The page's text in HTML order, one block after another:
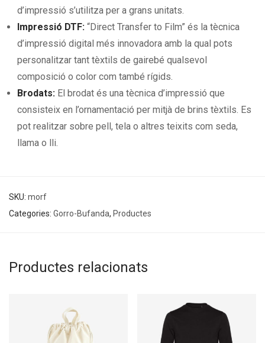
d’impressió s’utilitza per a grans unitats.
Impressió DTF: “Direct Transfer to Film” és la tècnica
d’impressió digital més innovadora amb la qual pots
personalitzar tant tèxtils de gairebé qualsevol
composició o color com també rígids.
Brodats: El brodat és una tècnica d’impressió que
consisteix en l’ornamentació per mitjà de brins tèxtils. Es
pot realitzar sobre pell, tela o altres teixits com seda,
llama o lli.
SKU: morf
Categories: Gorro-Bufanda, Productes
Productes relacionats